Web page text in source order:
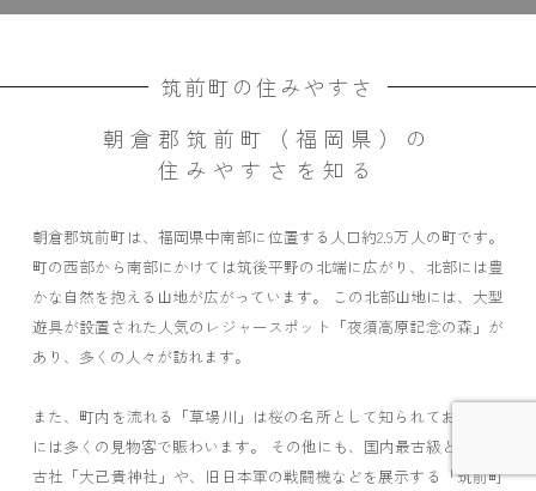
筑前町の住みやすさ
朝倉郡筑前町（福岡県）の
住みやすさを知る
朝倉郡筑前町は、福岡県中南部に位置する人口約2.9万人の町です。
町の西部から南部にかけては筑後平野の北端に広がり、北部には豊
かな自然を抱える山地が広がっています。 この北部山地には、大型
遊具が設置された人気のレジャースポット「夜須高原記念の森」が
あり、多くの人々が訪れます。
また、町内を流れる「草場川」は桜の名所として知られており、春
には多くの見物客で賑わいます。 その他にも、国内最古級とされる
古社「大己貴神社」や、旧日本軍の戦闘機などを展示する「筑前町